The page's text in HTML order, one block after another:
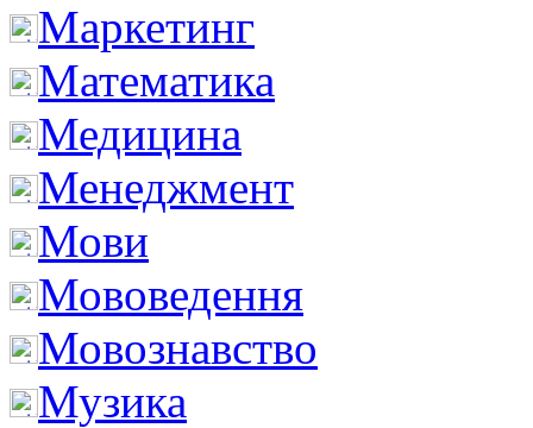
Маркетинг
Математика
Медицина
Менеджмент
Мови
Мововедення
Мовознавство
Музика